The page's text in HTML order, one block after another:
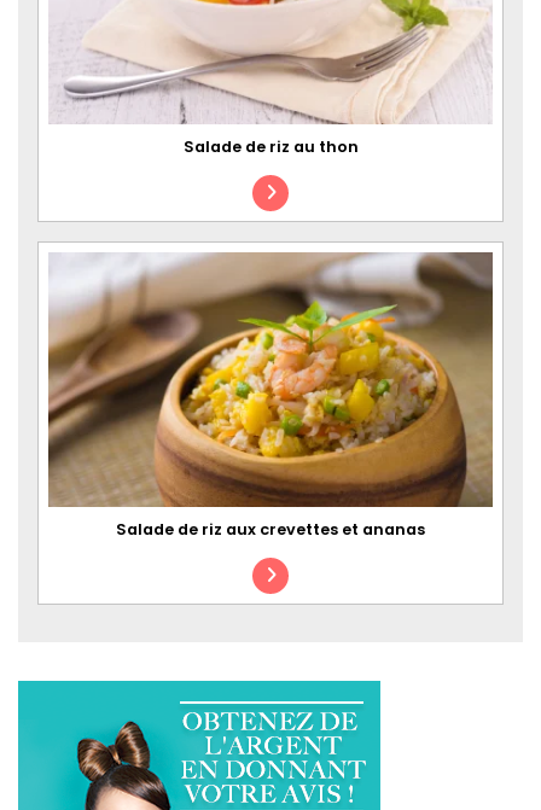
Salade de riz au thon
Salade de riz aux crevettes et ananas